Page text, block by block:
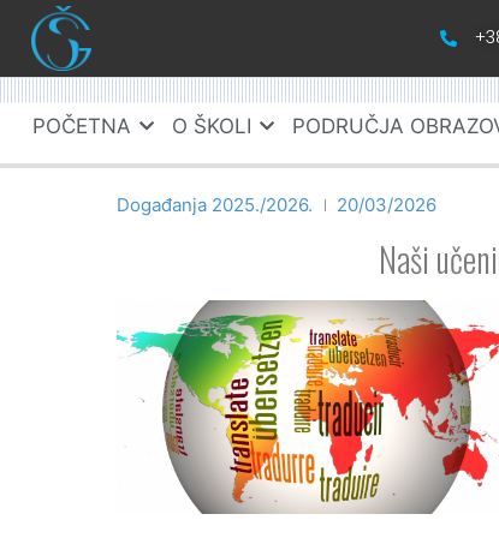
POČETNA O ŠKOLI PODRUČJA
Događanja 2025./2026. 20/03/2026
Naši